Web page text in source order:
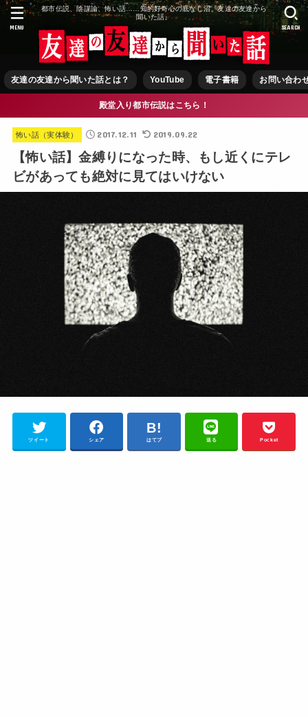
都市伝説、陰謀論、怖い話……知的好奇心の底なし沼『友達の友達から
聞いた話』
友達の友達から聞いた話とは？ YouTube 電子書籍 お問い合わ
SEARCH
MENU
殿堂入り都市伝説はこちら！
怖い話（実体験） 2017.12.11 2019.09.22
【怖い話】金縛りになった時、もし近くにテレ
ビがあっても絶対に見てはいけない
ツイート シェア はてブ 送る Pocket